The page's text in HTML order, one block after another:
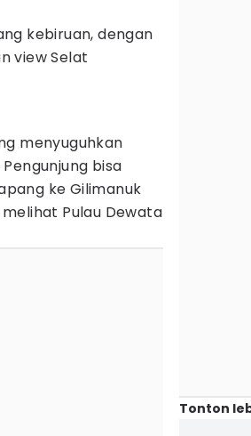
kebiruan, dengan
view Selat
menyuguhkan
bisa
ke Gilimanuk
Pulau Dewata
Tonton